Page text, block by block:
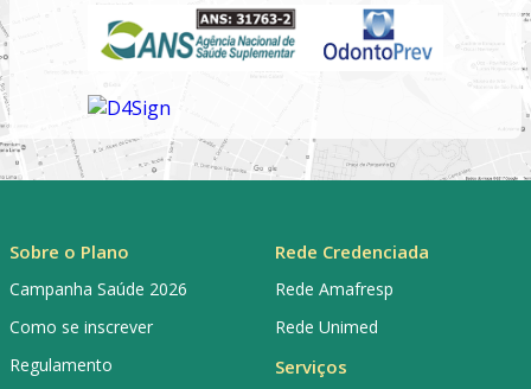
Sobre o Plano
Campanha Saúde 2026
Como se inscrever
Regulamento
Rede Credenciada
Rede Amafresp
Rede Unimed
Serviços